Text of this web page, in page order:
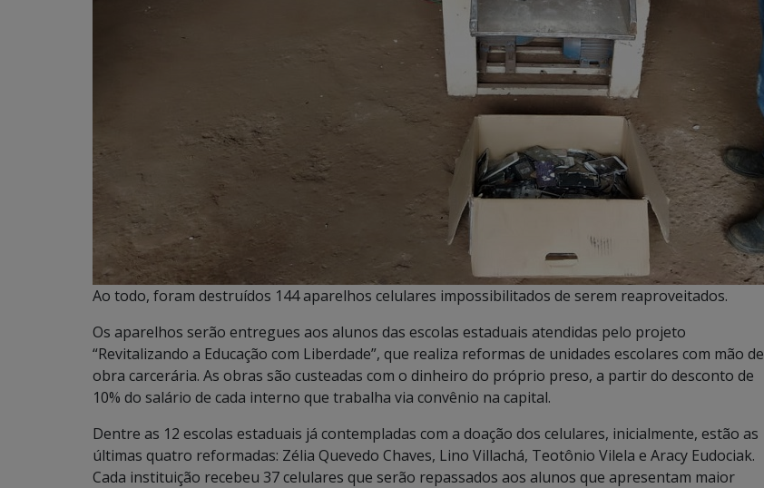
Ao todo, foram destruídos 144 aparelhos celulares impossibilitados de serem reaproveitados.
Os aparelhos serão entregues aos alunos das escolas estaduais atendidas pelo projeto
“Revitalizando a Educação com Liberdade”, que realiza reformas de unidades escolares com mão de
obra carcerária. As obras são custeadas com o dinheiro do próprio preso, a partir do desconto de
10% do salário de cada interno que trabalha via convênio na capital.
Dentre as 12 escolas estaduais já contempladas com a doação dos celulares, inicialmente, estão as
últimas quatro reformadas: Zélia Quevedo Chaves, Lino Villachá, Teotônio Vilela e Aracy Eudociak.
Cada instituição recebeu 37 celulares que serão repassados aos alunos que apresentam maior